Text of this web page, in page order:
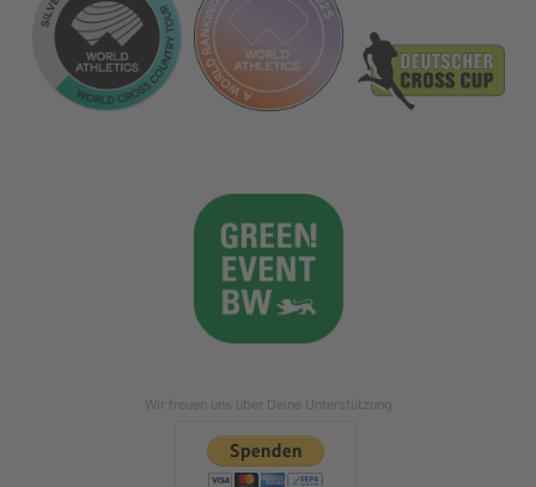
Wir freuen uns über Deine Unterstützung